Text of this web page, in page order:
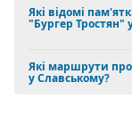
Які відомі
"Бургер Тростян"
Які маршрути
у Славському?